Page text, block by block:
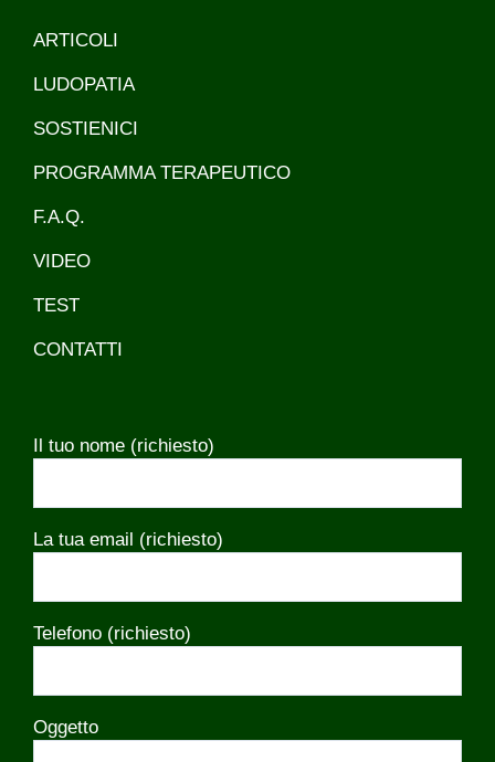
ARTICOLI
LUDOPATIA
SOSTIENICI
PROGRAMMA TERAPEUTICO
F.A.Q.
VIDEO
TEST
CONTATTI
Il tuo nome (richiesto)
La tua email (richiesto)
Telefono (richiesto)
Oggetto